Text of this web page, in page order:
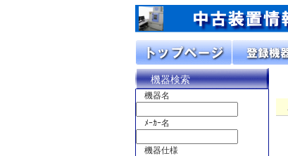
機器検索
機器名
ﾒｰｶｰ名
機器仕様